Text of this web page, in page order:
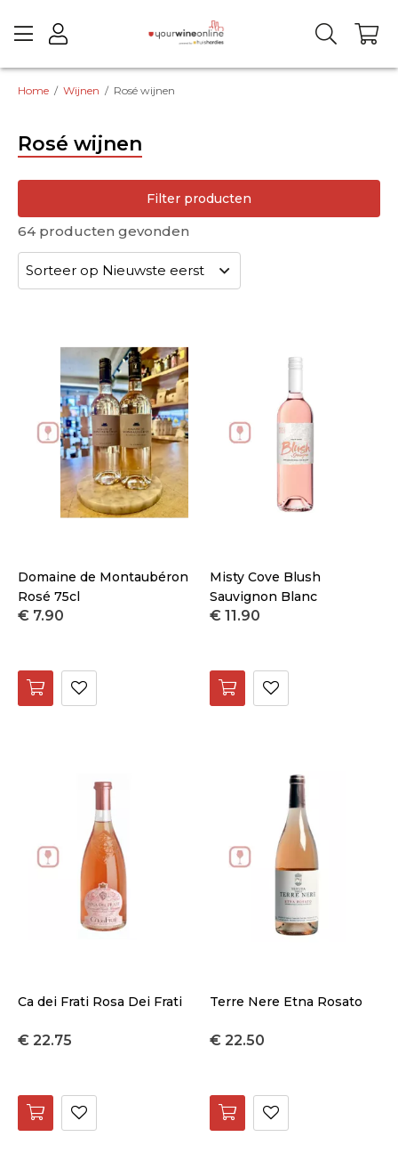
Home / Wijnen / Rosé wijnen
Rosé wijnen
Filter producten
64 producten gevonden
Eigen botteling
Merk
Domaine de Montaubéron
Rosé 75cl
€ 7.90
Misty Cove Blush
Sauvignon Blanc
€ 11.90
Ca dei Frati Rosa Dei Frati
€ 22.75
Terre Nere Etna Rosato
€ 22.50